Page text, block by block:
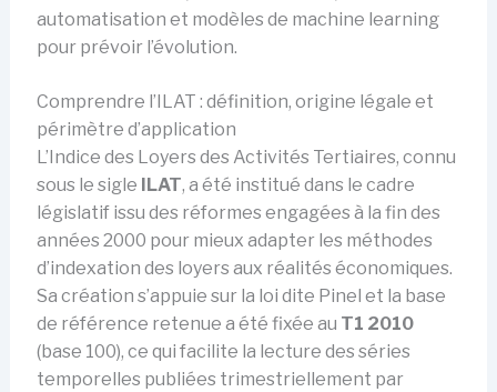
automatisation et modèles de machine learning
pour prévoir l’évolution.
Comprendre l’ILAT : définition, origine légale et
périmètre d’application
L’Indice des Loyers des Activités Tertiaires, connu
sous le sigle
ILAT, a été institué dans le cadre
législatif issu des réformes engagées à la fin des
années 2000 pour mieux adapter les méthodes
d’indexation des loyers aux réalités économiques.
Sa création s’appuie sur la loi dite Pinel et la base
de référence retenue a été fixée au T1 2010
(base 100), ce qui facilite la lecture des séries
temporelles publiées trimestriellement par